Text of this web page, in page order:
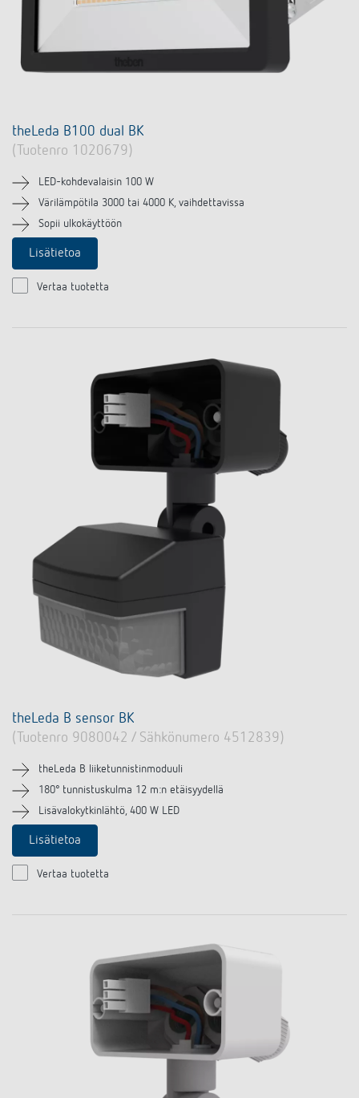
theLeda B100 dual BK
(Tuotenro 1020679)
LED-kohdevalaisin 100 W
Värilämpötila 3000 tai 4000 K, vaihdettavissa
Sopii ulkokäyttöön
Lisätietoa
Vertaa tuotetta
theLeda B sensor BK
(Tuotenro 9080042 / Sähkönumero 4512839)
theLeda B liiketunnistinmoduuli
180° tunnistuskulma 12 m:n etäisyydellä
Lisävalokytkinlähtö, 400 W LED
Lisätietoa
Vertaa tuotetta